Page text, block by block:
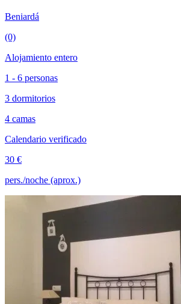
Beniardá
(0)
Alojamiento entero
1 - 6 personas
3 dormitorios
4 camas
Calendario verificado
30 €
pers./noche (aprox.)